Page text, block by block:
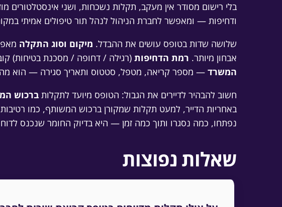
בלי רישום מסודר אין מעקב, תקלות נשכחות, ושני אינסטלטורים
ודחיפות — ומאפשר לחברת הניהול לנהל תור טיפולים אמיתי
שלושה שדות בטופס עושים את ההבדל. מיקום וסוג התקלה
אבחון מיותר. רמת הדחיפות (רגילה / דחופה / מסכנת בטיחות)
המשרד — מספר קריאה, מטפל, סטטוס ותאריך סגירה — הוא
חשוב להבהיר לדיירים את הגבול: הטופס מיועד לתקלות ברכוש
באחריות הדייר, למעט תקלות שמקורן ברכוש המשותף, כמו
נפתחו, כמה נסגרו ותוך כמה זמן — היא בדיוק החומר שנכנס
שאלות נפוצות